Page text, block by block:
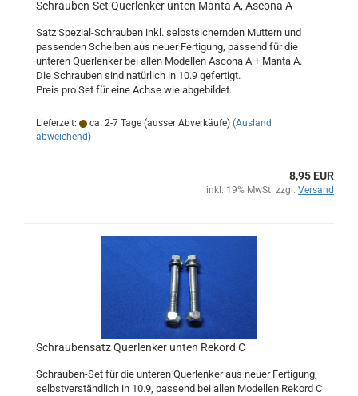
Schrauben-Set Querlenker unten Manta A, Ascona A
Satz Spezial-Schrauben inkl. selbstsichernden Muttern und
passenden Scheiben aus neuer Fertigung, passend für die
unteren Querlenker bei allen Modellen Ascona A + Manta A.
Die Schrauben sind natürlich in 10.9 gefertigt.
Preis pro Set für eine Achse wie abgebildet.
Lieferzeit: ca. 2-7 Tage (ausser Abverkäufe) (Ausland
abweichend)
8,95 EUR
inkl. 19% MwSt. zzgl. Versand
Schraubensatz Querlenker unten Rekord C
Schrauben-Set für die unteren Querlenker aus neuer Fertigung,
selbstverständlich in 10.9, passend bei allen Modellen Rekord C